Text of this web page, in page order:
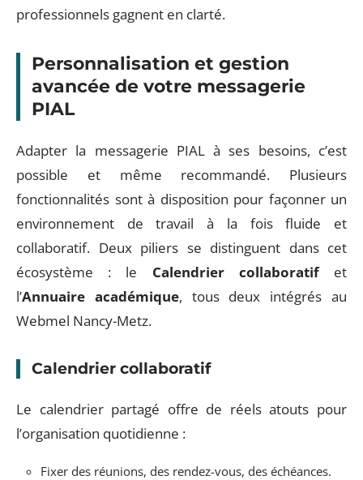
professionnels gagnent en clarté.
Personnalisation et gestion
avancée de votre messagerie
PIAL
Adapter la messagerie PIAL à ses besoins, c’est
possible et même recommandé. Plusieurs
fonctionnalités sont à disposition pour façonner un
environnement de travail à la fois fluide et
collaboratif. Deux piliers se distinguent dans cet
écosystème : le Calendrier collaboratifet
l’Annuaire académique, tous deux intégrés au
Webmel Nancy-Metz.
Calendrier collaboratif
Le calendrier partagé offre de réels atouts pour
l’organisation quotidienne :
Fixer des réunions, des rendez-vous, des échéances.